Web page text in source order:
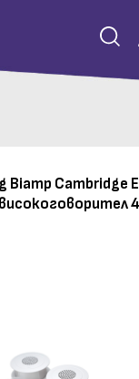
Biamp Cambridge